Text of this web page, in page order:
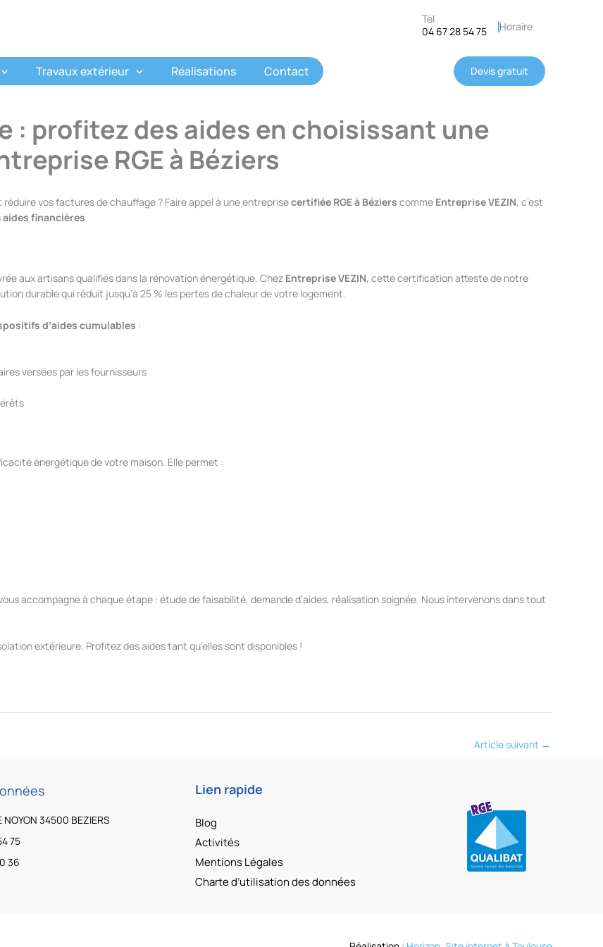
Tél
04 67 28 54 75
Horaire
Travaux extérieur Réalisations Contact Devis gratuit
: profitez des aides en choisissant une
RGE à Béziers
vos factures de chauffage ? Faire appel à une entreprisecertifiée RGE à Béziers comme Entreprise VEZIN, c’est
aides financières.
aux artisans qualifiés dans la rénovation énergétique. Chez Entreprise VEZIN, cette certification atteste de notre
durable qui réduit jusqu’à 25 % les pertes de chaleur de votre logement.
d’aides cumulables :
versées par les fournisseurs
énergétique de votre maison. Elle permet :
accompagne à chaque étape : étude de faisabilité, demande d’aides, réalisation soignée. Nous intervenons dans tout
extérieure. Profitez des aides tant qu’elles sont disponibles !
Article suivant →
NOYON 34500 BEZIERS
75
36
Lien rapide
Blog
Activités
Mentions Légales
Charte d’utilisation des données